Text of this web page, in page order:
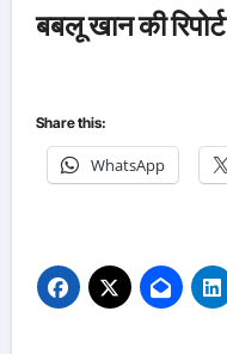
बबलू खान की रिपोर्ट
Share this:
WhatsApp